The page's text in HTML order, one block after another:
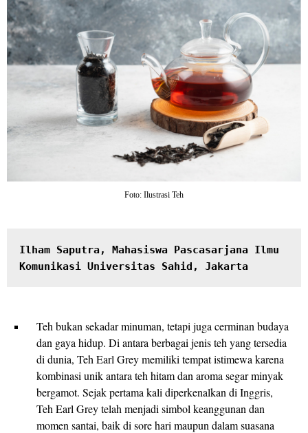
Foto: Ilustrasi Teh
Ilham Saputra, Mahasiswa Pascasarjana Ilmu
Komunikasi Universitas Sahid, Jakarta
Teh bukan sekadar minuman, tetapi juga cerminan budaya
dan gaya hidup. Di antara berbagai jenis teh yang tersedia
di dunia, Teh Earl Grey memiliki tempat istimewa karena
kombinasi unik antara teh hitam dan aroma segar minyak
bergamot. Sejak pertama kali diperkenalkan di Inggris,
Teh Earl Grey telah menjadi simbol keanggunan dan
momen santai, baik di sore hari maupun dalam suasana